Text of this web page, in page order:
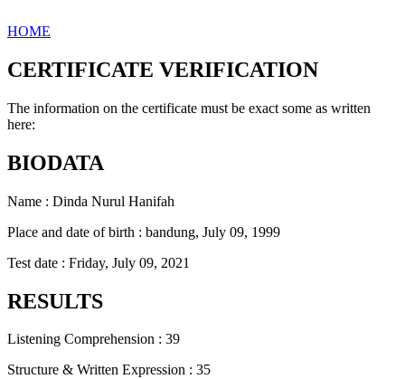
HOME
CERTIFICATE VERIFICATION
The information on the certificate must be exact some as written
here:
BIODATA
Name : Dinda Nurul Hanifah
Place and date of birth : bandung, July 09, 1999
Test date : Friday, July 09, 2021
RESULTS
Listening Comprehension : 39
Structure & Written Expression : 35